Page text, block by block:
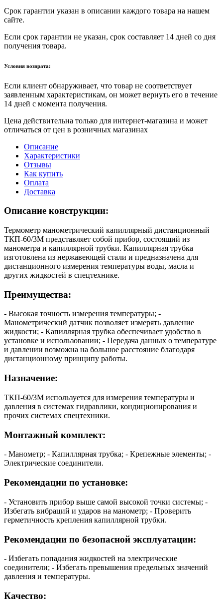
Срок гарантии указан в описании каждого товара на нашем
сайте.
Если срок гарантии не указан, срок составляет 14 дней со дня
получения товара.
Условия возврата:
Если клиент обнаруживает, что товар не соответствует
заявленным характеристикам, он может вернуть его в течение
14 дней с момента получения.
Цена действительна только для интернет-магазина и может
отличаться от цен в розничных магазинах
Описание
Характеристики
Отзывы
Как купить
Оплата
Доставка
Описание конструкции:
Термометр манометрический капиллярный дистанционный
ТКП-60/3М представляет собой прибор, состоящий из
манометра и капиллярной трубки. Капиллярная трубка
изготовлена из нержавеющей стали и предназначена для
дистанционного измерения температуры воды, масла и
других жидкостей в спецтехнике.
Преимущества:
- Высокая точность измерения температуры; -
Манометрический датчик позволяет измерять давление
жидкости; - Капиллярная трубка обеспечивает удобство в
установке и использовании; - Передача данных о температуре
и давлении возможна на большое расстояние благодаря
дистанционному принципу работы.
Назначение:
ТКП-60/3М используется для измерения температуры и
давления в системах гидравлики, кондиционирования и
прочих системах спецтехники.
Монтажный комплект:
- Манометр; - Капиллярная трубка; - Крепежные элементы; -
Электрические соединители.
Рекомендации по установке:
- Установить прибор выше самой высокой точки системы; -
Избегать вибраций и ударов на манометр; - Проверить
герметичность крепления капиллярной трубки.
Рекомендации по безопасной эксплуатации:
- Избегать попадания жидкостей на электрические
соединители; - Избегать превышения предельных значений
давления и температуры.
Качество: